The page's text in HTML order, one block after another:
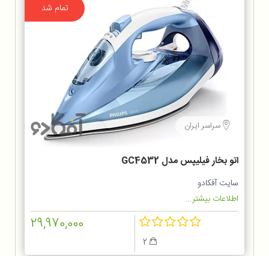
تمام شد
سراسر ایران
اتو بخار فیلیپس مدل GC4532
سایت آفکادو
اطلاعات بیشتر...
29,970,000